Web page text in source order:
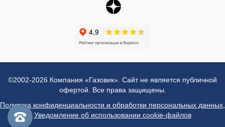
©2002-2026 Компания «Газовик». Сайт не является публичной
офертой. Все права защищены.
Политика конфиденциальности и обработки персональных данных
Уведомление об использовании cookie-файлов